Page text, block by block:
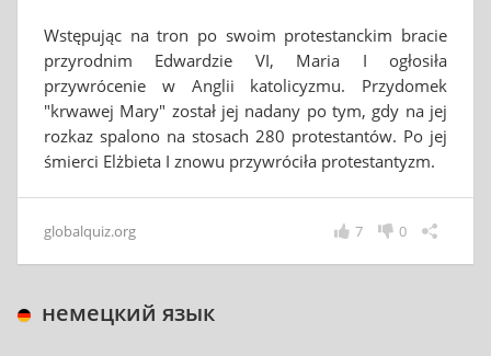
Wstępując na tron po swoim protestanckim bracie
przyrodnim Edwardzie VI, Maria I ogłosiła
przywrócenie w Anglii katolicyzmu. Przydomek
"krwawej Mary" został jej nadany po tym, gdy na jej
rozkaz spalono na stosach 280 protestantów. Po jej
śmierci Elżbieta I znowu przywróciła protestantyzm.
globalquiz.org 0
7
немецкий язык